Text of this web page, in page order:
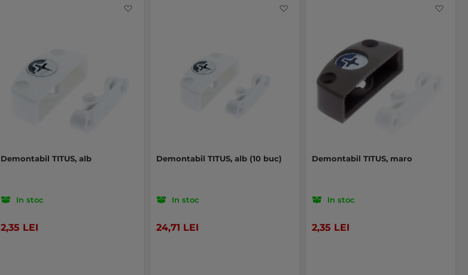
Demontabil TITUS, alb
In stoc
2,35 LEI
Demontabil TITUS, alb (10 buc)
In stoc
24,71 LEI
Demontabil TITUS, maro
In stoc
2,35 LEI